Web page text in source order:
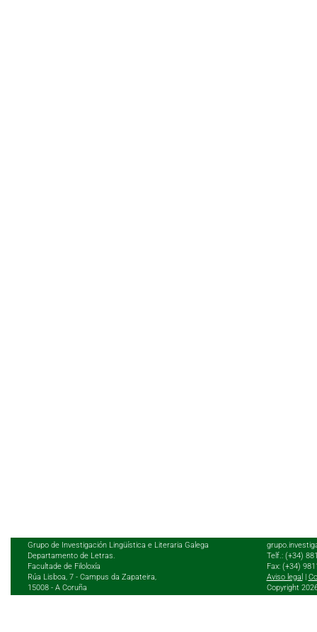
Grupo de Investigación Lingüística e Literaria Galega
Departamento de Letras.
Facultade de Filoloxía
Rúa Lisboa, 7 - Campus da Zapateira,
15008 - A Coruña
Telf.: (+34)
Fax: (+34)
Aviso legal
Copyright